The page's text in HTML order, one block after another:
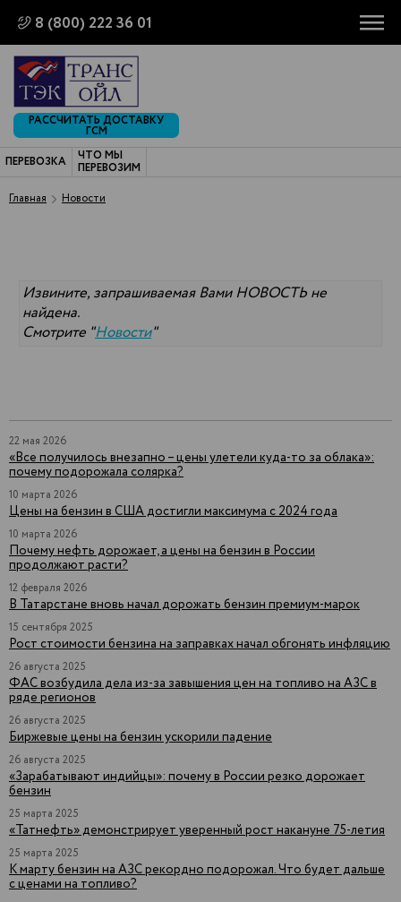
8 (800) 222 36 01
РАССЧИТАТЬ ДОСТАВКУ
ГСМ
ПЕРЕВОЗКА
ЧТО МЫ
ПЕРЕВОЗИМ
Главная
Новости
Извините, запрашиваемая Вами НОВОСТЬ не
найдена.
Смотрите "Новости"
22 мая 2026
«Все получилось внезапно – цены улетели куда-то за облака»:
почему подорожала солярка?
10 марта 2026
Цены на бензин в США достигли максимума с 2024 года
10 марта 2026
Почему нефть дорожает, а цены на бензин в России
продолжают расти?
12 февраля 2026
В Татарстане вновь начал дорожать бензин премиум-марок
15 сентября 2025
Рост стоимости бензина на заправках начал обгонять инфляцию
26 августа 2025
ФАС возбудила дела из-за завышения цен на топливо на АЗС в
ряде регионов
26 августа 2025
Биржевые цены на бензин ускорили падение
26 августа 2025
«Зарабатывают индийцы»: почему в России резко дорожает
бензин
25 марта 2025
«Татнефть» демонстрирует уверенный рост накануне 75-летия
25 марта 2025
К марту бензин на АЗС рекордно подорожал. Что будет дальше
с ценами на топливо?